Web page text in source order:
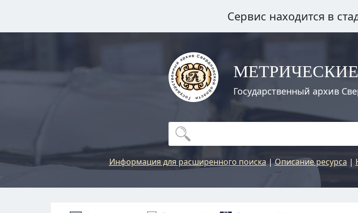
Сервис находится в
Государственный архив
Информация для расширенного поиска|Описание ресурса |